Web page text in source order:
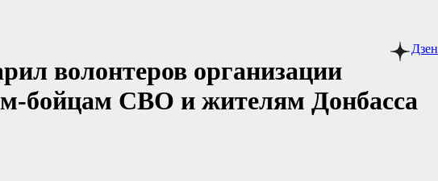
Дзен
волонтеров организации
бойцам СВО и жителям Донбасса